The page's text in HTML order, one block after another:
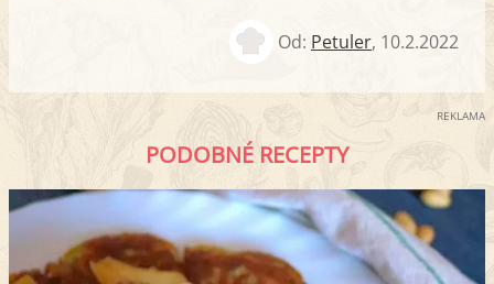
Od: Petuler, 10.2.2022
REKLAMA
PODOBNÉ RECEPTY